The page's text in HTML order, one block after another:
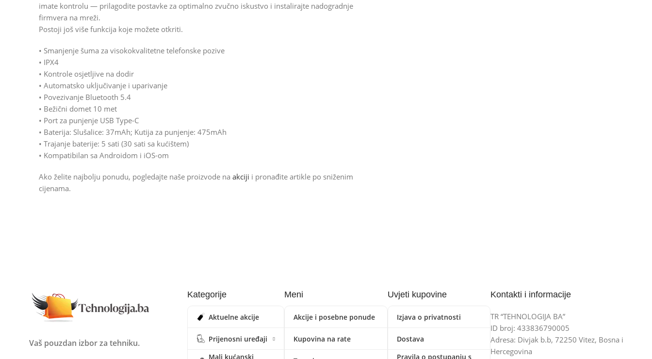
imate kontrolu — prilagodite postavke za optimalno zvučno iskustvo i instalirajte nadogradnje
firmvera na mreži.
Postoji još više funkcija koje možete otkriti.
• Smanjenje šuma za visokokvalitetne telefonske pozive
• IPX4
• Kontrole osjetljive na dodir
• Automatsko uključivanje i uparivanje
• Povezivanje Bluetooth 5.4
• Bežični domet 10 met
• Port za punjenje USB Type-C
• Baterija: Slušalice: 37mAh; Kutija za punjenje: 475mAh
• Trajanje baterije: 5 sati (30 sati sa kućištem)
• Kompatibilan sa Androidom i iOS-om
Ako želite najbolju ponudu, pogledajte naše proizvode na akciji i pronađite artikle po sniženim
cijenama.
Vaš pouzdan izbor za tehniku.
Kategorije
Aktuelne akcije
Prijenosni uređaji
Mali kućanski
Meni
Akcije i posebne ponude
Kupovina na rate
Uvjeti kupovine
Izjava o privatnosti
Dostava
Pravila o postupanju s
Kontakti i informacije
TR “TEHNOLOGIJA BA”
ID broj: 433836790005
Adresa: Divjak b.b, 72250 Vitez, Bosna i
Hercegovina